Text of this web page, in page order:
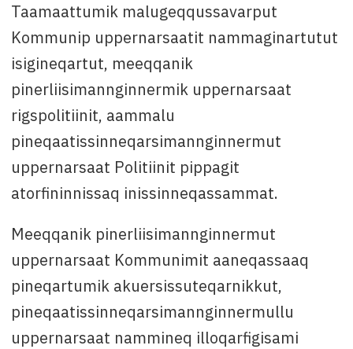
Taamaattumik malugeqqussavarput
Kommunip uppernarsaatit nammaginartutut
isigineqartut, meeqqanik
pinerliisimannginnermik uppernarsaat
rigspolitiinit, aammalu
pineqaatissinneqarsimannginnermut
uppernarsaat Politiinit pippagit
atorfininnissaq inissinneqassammat.
Meeqqanik pinerliisimannginnermut
uppernarsaat Kommunimit aaneqassaaq
pineqartumik akuersissuteqarnikkut,
pineqaatissinneqarsimannginnermullu
uppernarsaat nammineq illoqarfigisami